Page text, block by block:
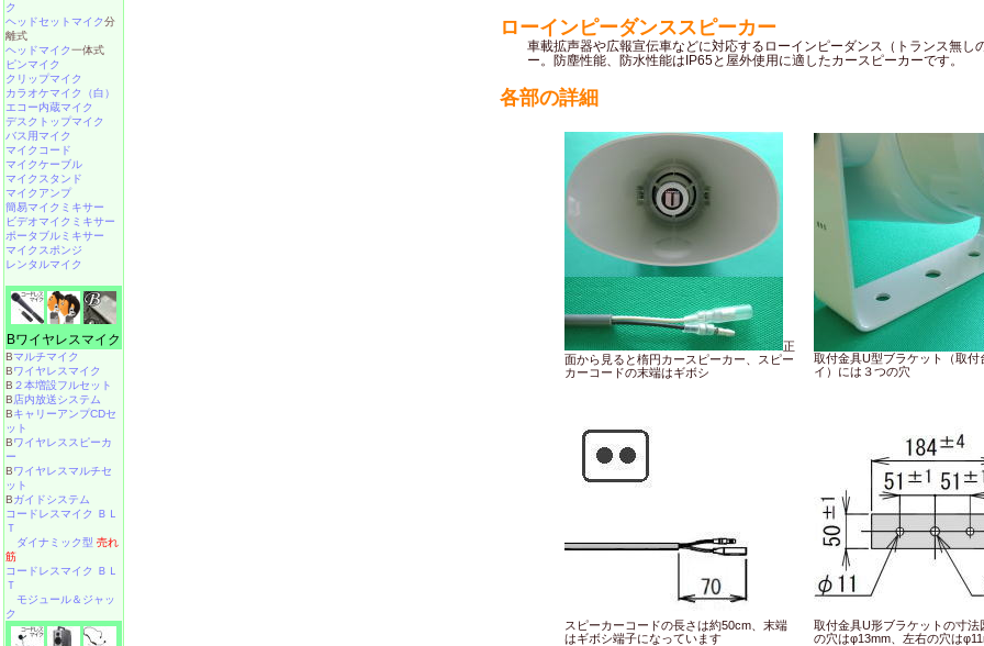
ローインピーダンススピーカー
車載拡声器や広報宣伝車などに対応するローインピーダンス（トランス無し
ー。防塵性能、防水性能はIP65と屋外使用に適したカースピーカーです。
各部の詳細
正
面から見ると楕円カースピーカー、スピー
カーコードの末端はギボシ
取付金具U型ブラケット（取付
イ）には３つの穴
スピーカーコードの長さは約50cm、末端
はギボシ端子になっています
取付金具U形ブラケットの寸法
の穴はφ13mm、左右の穴は
ク
ヘッドセットマイク分
離式
ヘッドマイク一体式
ピンマイク
クリップマイク
カラオケマイク（白）
エコー内蔵マイク
デスクトップマイク
バス用マイク
マイクコード
マイクケーブル
マイクスタンド
マイクアンプ
簡易マイクミキサー
ビデオマイクミキサー
ポータブルミキサー
マイクスポンジ
レンタルマイク
Bワイヤレスマイク
Bマルチマイク
Bワイヤレスマイク
B ２本増設フルセット
B店内放送システム
BキャリーアンプCDセ
ット
Bワイヤレススピーカ
ー
Bワイヤレスマルチセ
ット
Bガイドシステム
コードレスマイク ＢＬ
Ｔ
ダイナミック型 売れ
筋
コードレスマイク ＢＬ
Ｔ
モジュール＆ジャッ
ク